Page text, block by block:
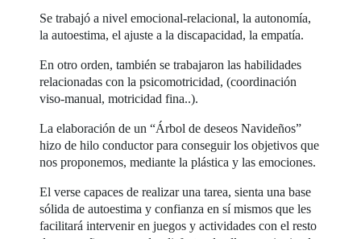
Se trabajó a nivel emocional-relacional, la autonomía,
la autoestima, el ajuste a la discapacidad, la empatía.
En otro orden, también se trabajaron las habilidades
relacionadas con la psicomotricidad, (coordinación
viso-manual, motricidad fina..).
La elaboración de un “Árbol de deseos Navideños”
hizo de hilo conductor para conseguir los objetivos que
nos proponemos, mediante la plástica y las emociones.
El verse capaces de realizar una tarea, sienta una base
sólida de autoestima y confianza en sí mismos que les
facilitará intervenir en juegos y actividades con el resto